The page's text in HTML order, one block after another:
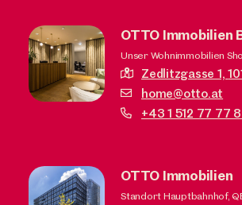
OTTO Immobilien
Unser Wohnimmobilien
Zedlitzgasse 1,
home@otto.at
+43 1 512 77 77
OTTO Immobilien
Standort Hauptbahnhof,